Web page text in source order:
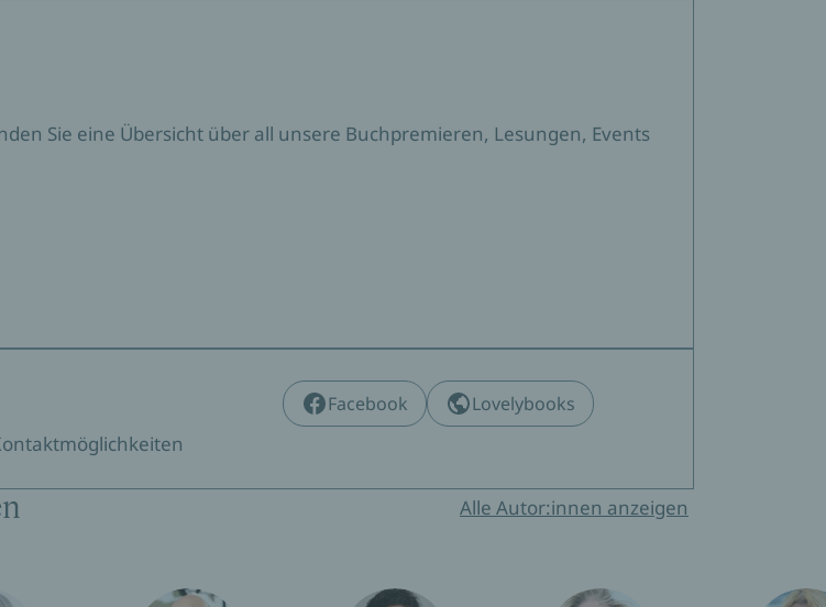
Sie eine Übersicht über all unsere Buchpremieren, Lesungen, Events
Facebook Lovelybooks
Alle Autor:innen anzeigen